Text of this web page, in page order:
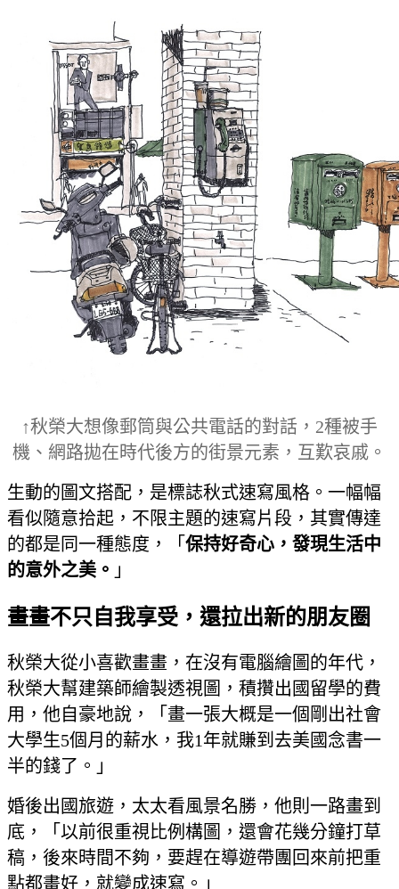
↑秋榮大想像郵筒與公共電話的對話，2種被手
機、網路拋在時代後方的街景元素，互歎哀戚。
生動的圖文搭配，是標誌秋式速寫風格。一幅幅
看似隨意拾起，不限主題的速寫片段，其實傳達
的都是同一種態度，「 保持好奇心，發現生活中
的意外之美。 」
畫畫不只自我享受，還拉出新的朋友圈
秋榮大從小喜歡畫畫，在沒有電腦繪圖的年代，
秋榮大幫建築師繪製透視圖，積攢出國留學的費
用，他自豪地說，「畫一張大概是一個剛出社會
大學生5個月的薪水，我1年就賺到去美國念書一
半的錢了。」
婚後出國旅遊，太太看風景名勝，他則一路畫到
底，「以前很重視比例構圖，還會花幾分鐘打草
稿，後來時間不夠，要趕在導遊帶團回來前把重
點都畫好，就變成速寫。」